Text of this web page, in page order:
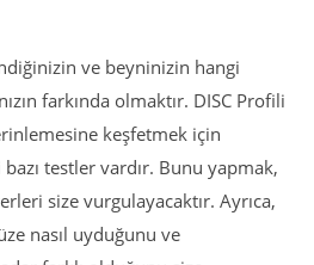
ve beyninizin hangi
farkında olmaktır. DISC Profili
keşfetmek için
testler vardır. Bunu yapmak,
size vurgulayacaktır. Ayrıca,
nasıl uyduğunu ve